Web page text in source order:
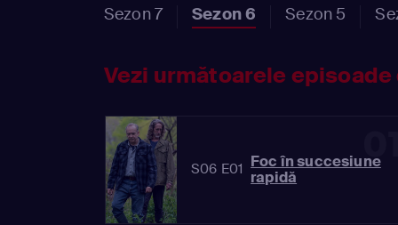
Sezon 7 Sezon 6 Sezon 5
Vezi următoarele episoade
S06 E01 Foc în succesiune
rapidă